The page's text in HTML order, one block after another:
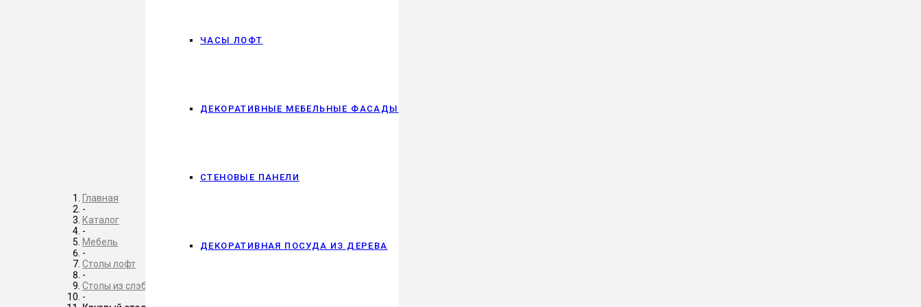
ЧАСЫ ЛОФТ
ДЕКОРАТИВНЫЕ МЕБЕЛЬНЫЕ ФАСАДЫ
СТЕНОВЫЕ ПАНЕЛИ
ДЕКОРАТИВНАЯ ПОСУДА ИЗ ДЕРЕВА
Главная
-
Каталог
-
Мебель
-
Столы лофт
-
Столы из слэба
-